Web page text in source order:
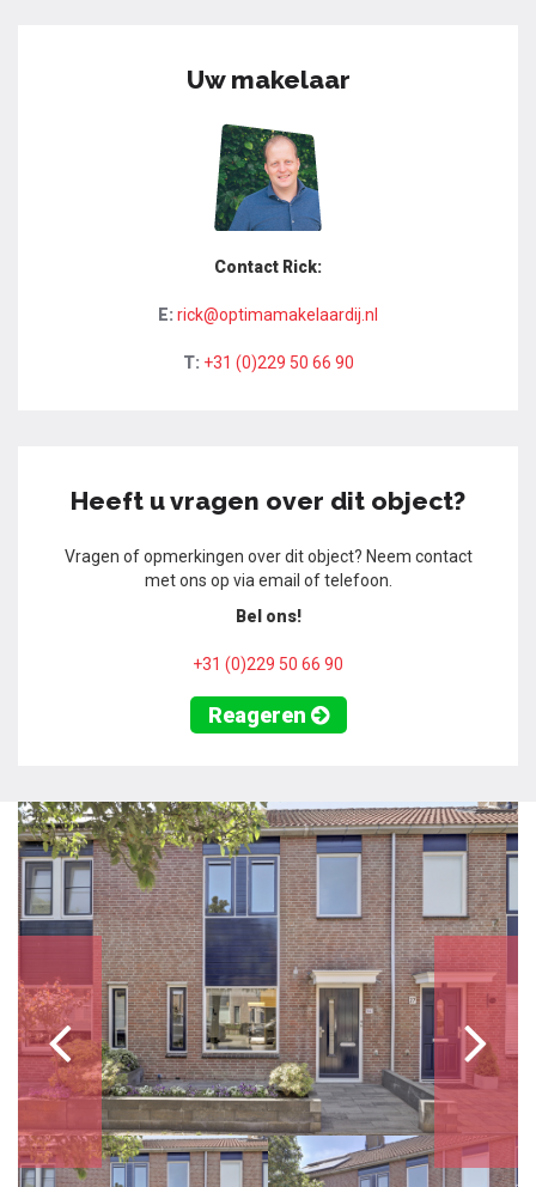
Uw makelaar
Contact Rick:
E: rick@optimamakelaardij.nl
T: +31 (0)229 50 66 90
Heeft u vragen over dit object?
Vragen of opmerkingen over dit object? Neem contact
met ons op via email of telefoon.
Bel ons!
+31 (0)229 50 66 90
Reageren